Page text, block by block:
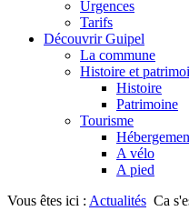
Urgences
Tarifs
Découvrir Guipel
La commune
Histoire et
Histoire
Patrimoine
Tourisme
A vélo
A pied
Vous êtes ici : Actualités Ca